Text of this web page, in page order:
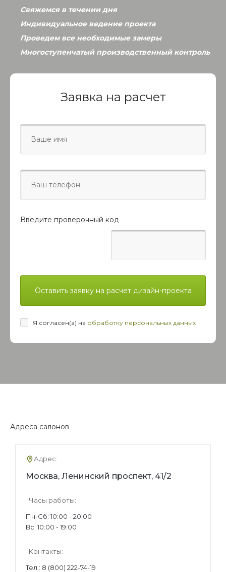
это не значит, что гардеробную обустроить не получится. Для
этого используется стандартный шкаф-купе, отличающийся
большими размерами и универсальностью либо встроенные
двери, которые отделяют часть комнаты.
стремление навести порядок одежду и обувь и избавиться от
Свяжемся в течении дня
Индивидуальное ведение проекта
Проведем все необходимые замеры
Многоступенчатый производственный контроль
Заявка на расчет
Введите проверочный код
Оставить заявку на расчет дизайн-проекта
Я согласен(а) на обработку персональных данных
Адреса салонов
Адрес:
Москва, Ленинский проспект, 41/2
Часы работы:
Пн-Сб: 10:00 - 20:00
Вс: 10:00 - 19:00
Контакты:
Тел.: 8 (800) 222-74-19